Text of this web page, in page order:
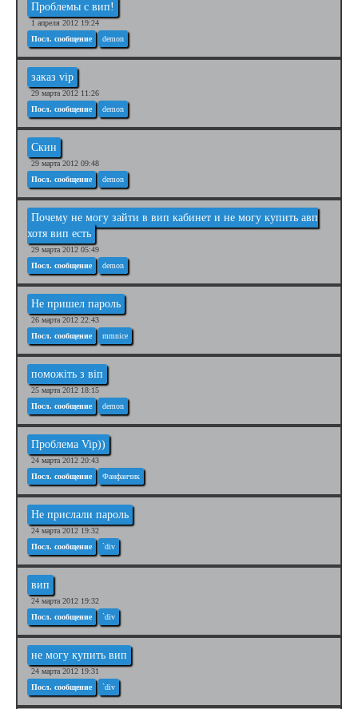
Проблемы с вип!
1 апреля 2012 19:24
Посл. сообщение
demon
заказ vip
29 марта 2012 11:26
Посл. сообщение
demon
Скин
29 марта 2012 09:48
Посл. сообщение
demon
Почему не могу зайти в вип кабинет и не могу купить авп
хотя вип есть
29 марта 2012 05:49
Посл. сообщение
demon
Не пришел пароль
26 марта 2012 22:43
Посл. сообщение
mmnice
поможіть з віп
25 марта 2012 18:15
Посл. сообщение
demon
Проблема Vip))
24 марта 2012 20:43
Посл. сообщение
Фанфанчик
Не прислали пароль
24 марта 2012 19:32
Посл. сообщение
`div
вип
24 марта 2012 19:32
Посл. сообщение
`div
не могу купить вип
24 марта 2012 19:31
Посл. сообщение
`div